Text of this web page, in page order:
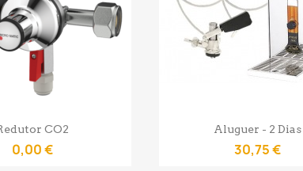
Vista rápida
CO2
0,00 €
Vista rápida
Aluguer - 2 Dias
30,75 €